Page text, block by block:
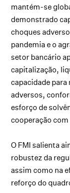
mantém-se
demonstrado
choques
pandemia e o
setor bancário
capitalização,
capacidade
adversos,
esforço de
cooperação
O FMI salienta
robustez da
assim como na
reforço do